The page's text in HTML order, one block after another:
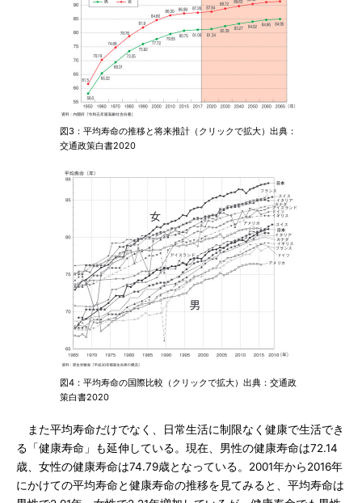
図3：平均寿命の推移と将来推計（クリックで拡大）出典：
交通政策白書2020
図4：平均寿命の国際比較（クリックで拡大）出典：交通政
策白書2020
また平均寿命だけでなく、日常生活に制限なく健康で生活でき
る「健康寿命」も延伸している。現在、男性の健康寿命は72.14
歳、女性の健康寿命は74.79歳となっている。2001年から2016年
にかけての平均寿命と健康寿命の推移を見てみると、平均寿命は